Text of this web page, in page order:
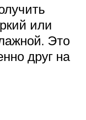
или
Это
друг на